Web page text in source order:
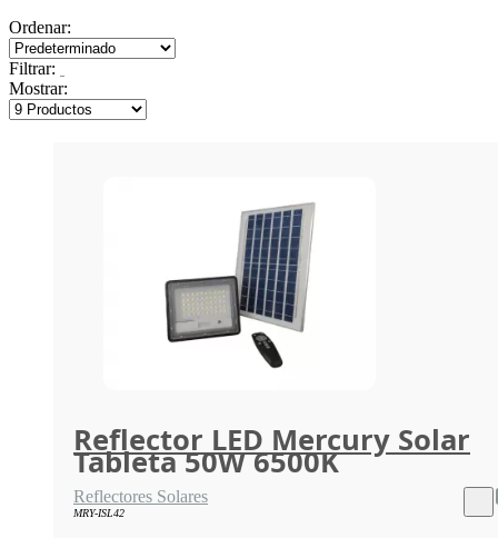
Ordenar:
Filtrar:
Mostrar:
Reflector LED Mercury Solar
Tableta 50W 6500K
Reflectores Solares
MRY-ISL42